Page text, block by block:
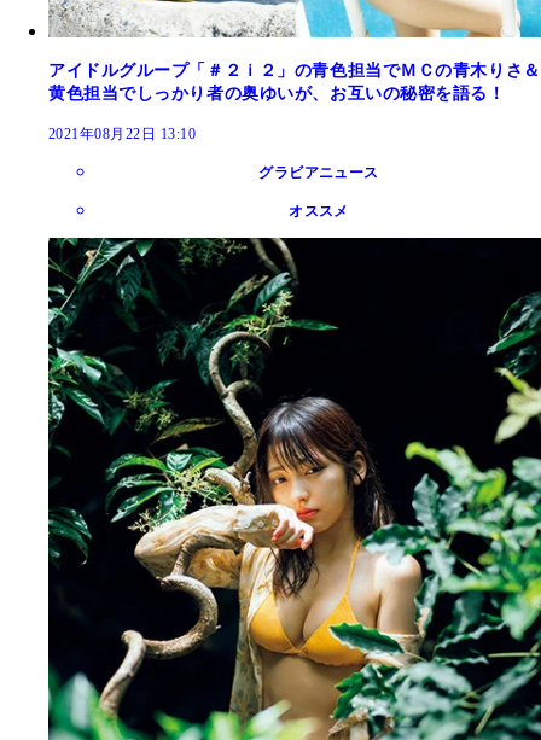
アイドルグループ「＃２ｉ２」の青色担当でＭＣの青木りさ＆
黄色担当でしっかり者の奥ゆいが、お互いの秘密を語る！
2021年08月22日 13:10
グラビアニュース
オススメ